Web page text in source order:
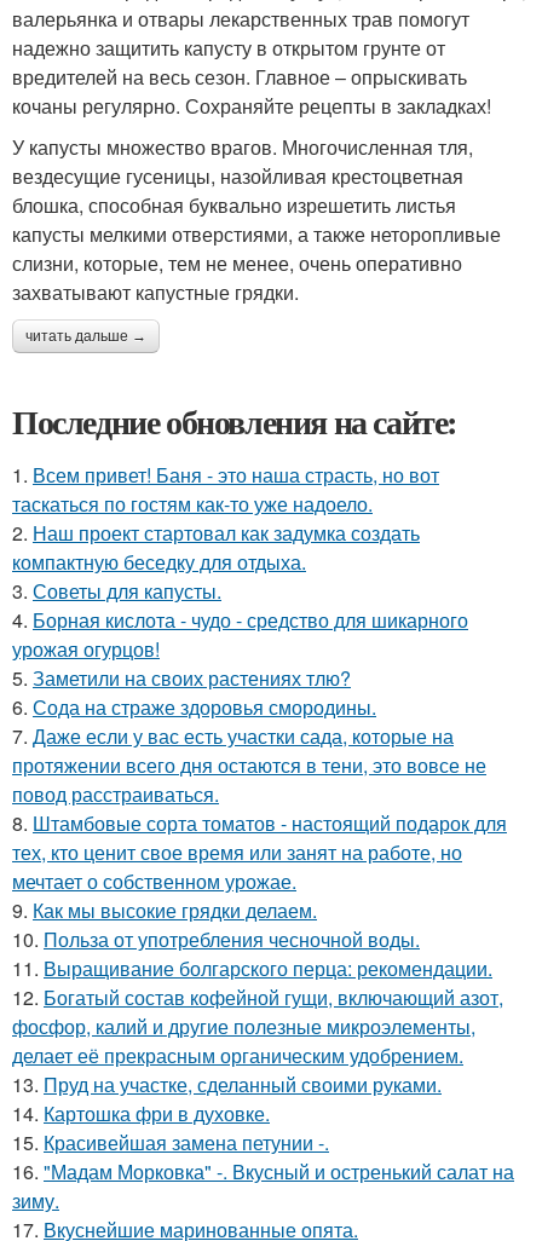
валерьянка и отвары лекарственных трав помогут
надежно защитить капусту в открытом грунте от
вредителей на весь сезон. Главное – опрыскивать
кочаны регулярно. Сохраняйте рецепты в закладках!
У капусты множество врагов. Многочисленная тля,
вездесущие гусеницы, назойливая крестоцветная
блошка, способная буквально изрешетить листья
капусты мелкими отверстиями, а также неторопливые
слизни, которые, тем не менее, очень оперативно
захватывают капустные грядки.
читать дальше →
Последние обновления на сайте:
1. Всем привет! Баня - это наша страсть, но вот
таскаться по гостям как-то уже надоело.
2. Наш проект стартовал как задумка создать
компактную беседку для отдыха.
3. Советы для капусты.
4. Борная кислота - чудо - средство для шикарного
урожая огурцов!
5. Заметили на своих растениях тлю?
6. Сода на страже здоровья смородины.
7. Даже если у вас есть участки сада, которые на
протяжении всего дня остаются в тени, это вовсе не
повод расстраиваться.
8. Штамбовые сорта томатов - настоящий подарок для
тех, кто ценит свое время или занят на работе, но
мечтает о собственном урожае.
9. Как мы высокие грядки делаем.
10. Польза от употребления чесночной воды.
11. Выращивание болгарского перца: рекомендации.
12. Богатый состав кофейной гущи, включающий азот,
фосфор, калий и другие полезные микроэлементы,
делает её прекрасным органическим удобрением.
13. Пруд на участке, сделанный своими руками.
14. Картошка фри в духовке.
15. Красивейшая замена петунии -.
16. "Мадам Морковка" -. Вкусный и остренький салат на
зиму.
17. Вкуснейшие маринованные опята.